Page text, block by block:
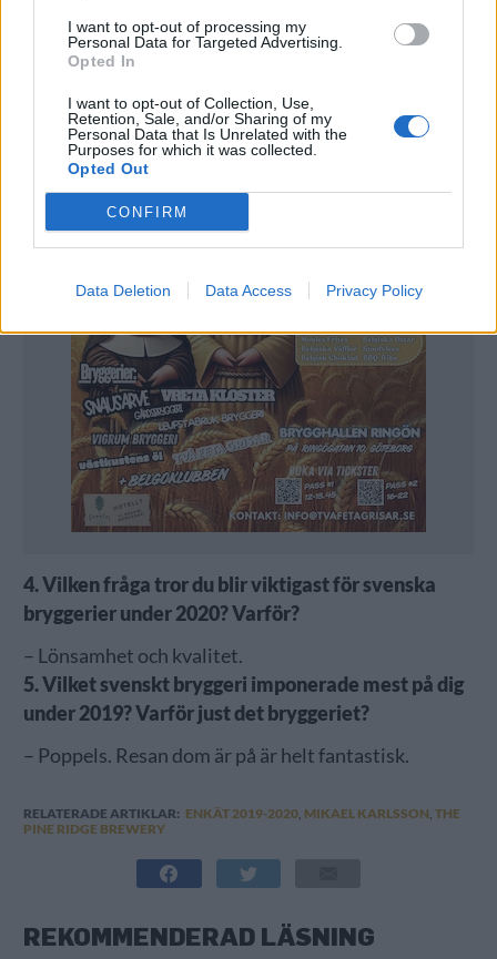
I want to opt-out of processing my
Personal Data for Targeted Advertising.
Opted In
I want to opt-out of Collection, Use,
Retention, Sale, and/or Sharing of my
Personal Data that Is Unrelated with the
Purposes for which it was collected.
Opted Out
CONFIRM
Data Deletion Data Access Privacy Policy
3. Hur mycket öl producerade ni 2019 och hur
mycket räknar ni med att producera under 2020?
liter under 2020.
4. Vilken fråga tror du blir viktigast för svenska
bryggerier under 2020? Varför?
– Lönsamhet och kvalitet.
5. Vilket svenskt bryggeri imponerade mest på dig
under 2019? Varför just det bryggeriet?
– Poppels. Resan dom är på är helt fantastisk.
RELATERADE ARTIKLAR: ENKÄT 2019-2020, MIKAEL KARLSSON THE
PINE RIDGE BREWERY
REKOMMENDERAD LÄSNING